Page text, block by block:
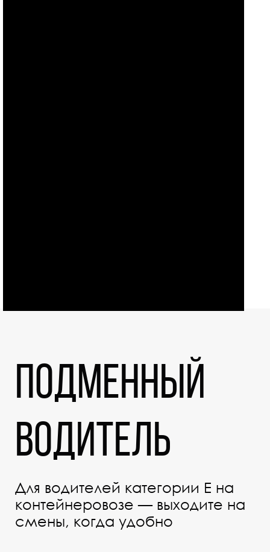
Подменный
водитель
Для водителей категории Е на
контейнеровозе — выходите на
смены, когда удобно